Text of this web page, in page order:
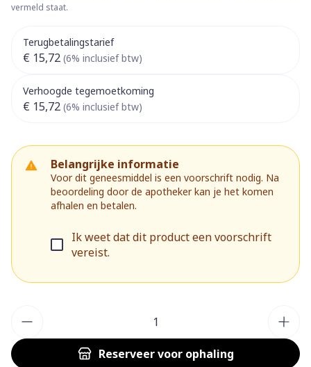
vermeld staat.
Terugbetalingstarief
€ 15,72 (6% inclusief btw)
Verhoogde tegemoetkoming
€ 15,72 (6% inclusief btw)
Belangrijke informatie
Voor dit geneesmiddel is een voorschrift nodig. Na
beoordeling door de apotheker kan je het komen
afhalen en betalen.
Ik weet dat dit product een voorschrift
vereist.
Reserveervoor ophaling